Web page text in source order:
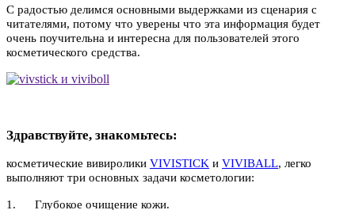
С радостью делимся основными выдержками из сценария с
читателями, потому что уверены что эта информация будет
очень поучительна и интересна для пользователей этого
косметического средства.
Здравствуйте, знакомьтесь:
косметические вивиролики VIVISTICK и VIVIBALL, легко
выполняют три основных задачи косметологии:
1. Глубокое очищение кожи.